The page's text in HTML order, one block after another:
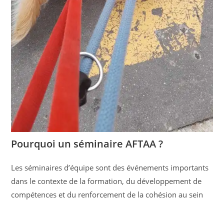
Pourquoi un séminaire AFTAA ?
Les séminaires d’équipe sont des événements importants
dans le contexte de la formation, du développement de
compétences et du renforcement de la cohésion au sein